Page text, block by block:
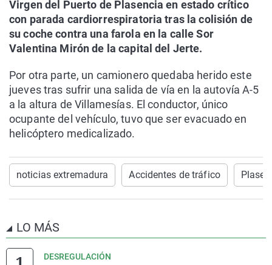
Virgen del Puerto de Plasencia en estado crítico
con parada cardiorrespiratoria tras la colisión de
su coche contra una farola en la calle Sor
Valentina Mirón de la capital del Jerte.
Por otra parte, un camionero quedaba herido este
jueves tras sufrir una salida de vía en la autovía A-5
a la altura de Villamesías. El conductor, único
ocupante del vehículo, tuvo que ser evacuado en
helicóptero medicalizado.
noticias extremadura Accidentes de tráfico
LO MÁS
DESREGULACIÓN